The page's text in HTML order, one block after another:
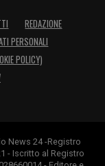
REDAZIONE
PERSONALI
POLICY)
News 24 -Registro
- Iscritto al Registro